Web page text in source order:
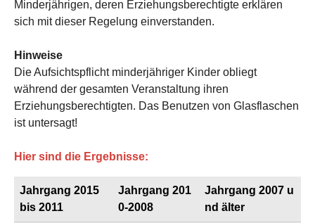
Minderjährigen, deren Erziehungsberechtigte erklären
sich mit dieser Regelung einverstanden.
Hinweise
Die Aufsichtspflicht minderjähriger Kinder obliegt
während der gesamten Veranstaltung ihren
Erziehungsberechtigten. Das Benutzen von Glasflaschen
ist untersagt!
Hier sind die Ergebnisse:
Jahrgang 2015
bis 2011
Jahrgang 201
0-2008
Jahrgang 2007 u
nd älter